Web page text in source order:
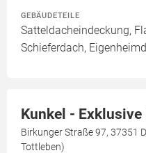
GEBÄUDETEILE
Satteldacheindeckung,
Schieferdach,
Kunkel - Exklusive
Birkunger Straße 97, 37351
Tottleben)